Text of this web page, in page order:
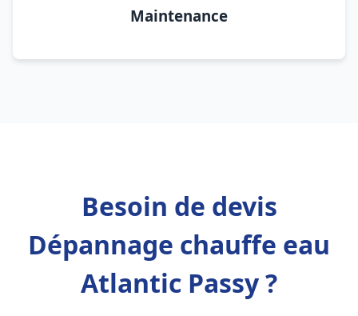
Maintenance
Besoin de devis
Dépannage chauffe eau
Atlantic Passy ?